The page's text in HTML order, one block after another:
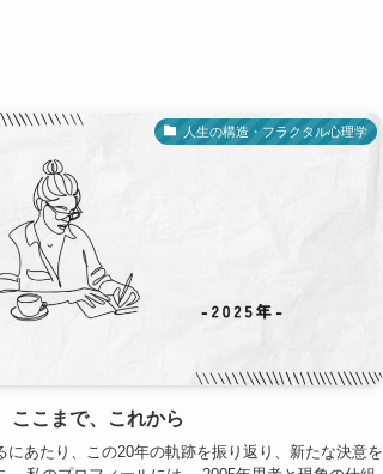
人生の構造・フラクタル心理学
ここまで、これから
にあたり、この20年の軌跡を振り返り、新たな決意を